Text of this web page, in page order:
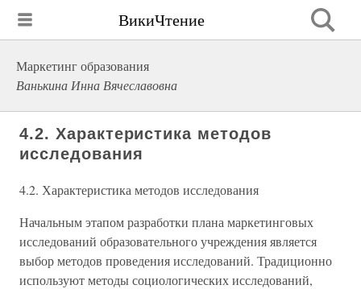
ВикиЧтение
Маркетинг образования
Ванькина Инна Вячеславовна
4.2. Характеристика методов
исследования
4.2. Характеристика методов исследования
Начальным этапом разработки плана маркетинговых
исследований образовательного учреждения является
выбор методов проведения исследований. Традиционно
используют методы социологических исследований,